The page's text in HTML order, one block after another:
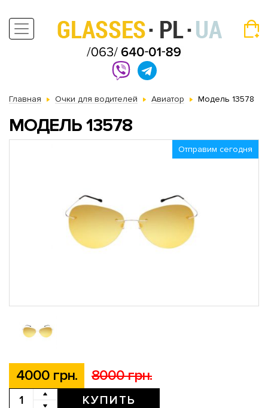
Главная Очки для водителей Авиатор Модель 13578
МОДЕЛЬ 13578
Отправим сегодня
4000 грн. 8000 грн.
КУПИТЬ